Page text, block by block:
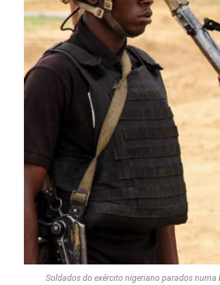
Soldados do exército nigeriano parados numa